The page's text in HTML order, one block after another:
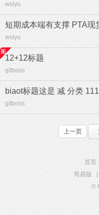
wsiyu
短期成本端有支撑 PTA现
wsiyu
12+12标题
gitboss
biaot标题这是 减 分类 111
gitboss
上一页
首页
简易版
©